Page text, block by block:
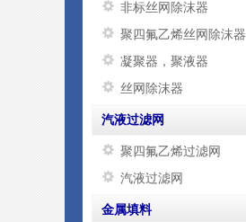
非标丝网除沫器
聚四氟乙烯丝网除沫器
凝聚器，聚液器
丝网除沫器
汽液过滤网
聚四氟乙烯过滤网
汽液过滤网
金属填料